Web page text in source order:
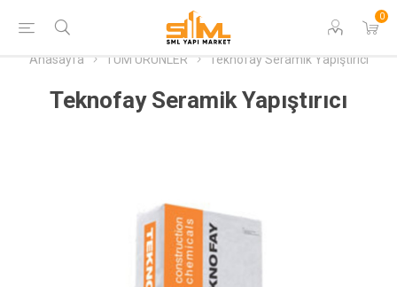
0
Anasayfa TÜM ÜRÜNLER Teknofay Seramik Yapıştırıcı
Teknofay Seramik Yapıştırıcı